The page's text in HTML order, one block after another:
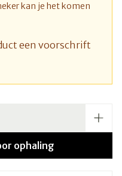
kan je het komen
een voorschrift
ophaling